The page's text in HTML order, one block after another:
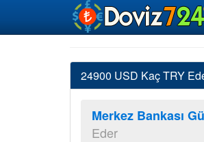
24900 USD Kaç TRY
Merkez Bankası
Eder